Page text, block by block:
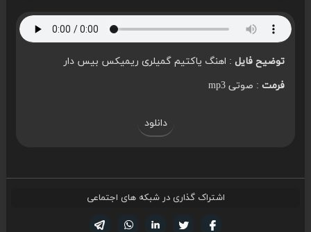
توضیح فایل: اهنگ یاکتیم گمیلری ریمیکس بیس دار
فرمت: صوتی mp3
دانلود
اشتراک گذاری در شبکه های اجتماعی
لینکدین تویتر
فیسوک